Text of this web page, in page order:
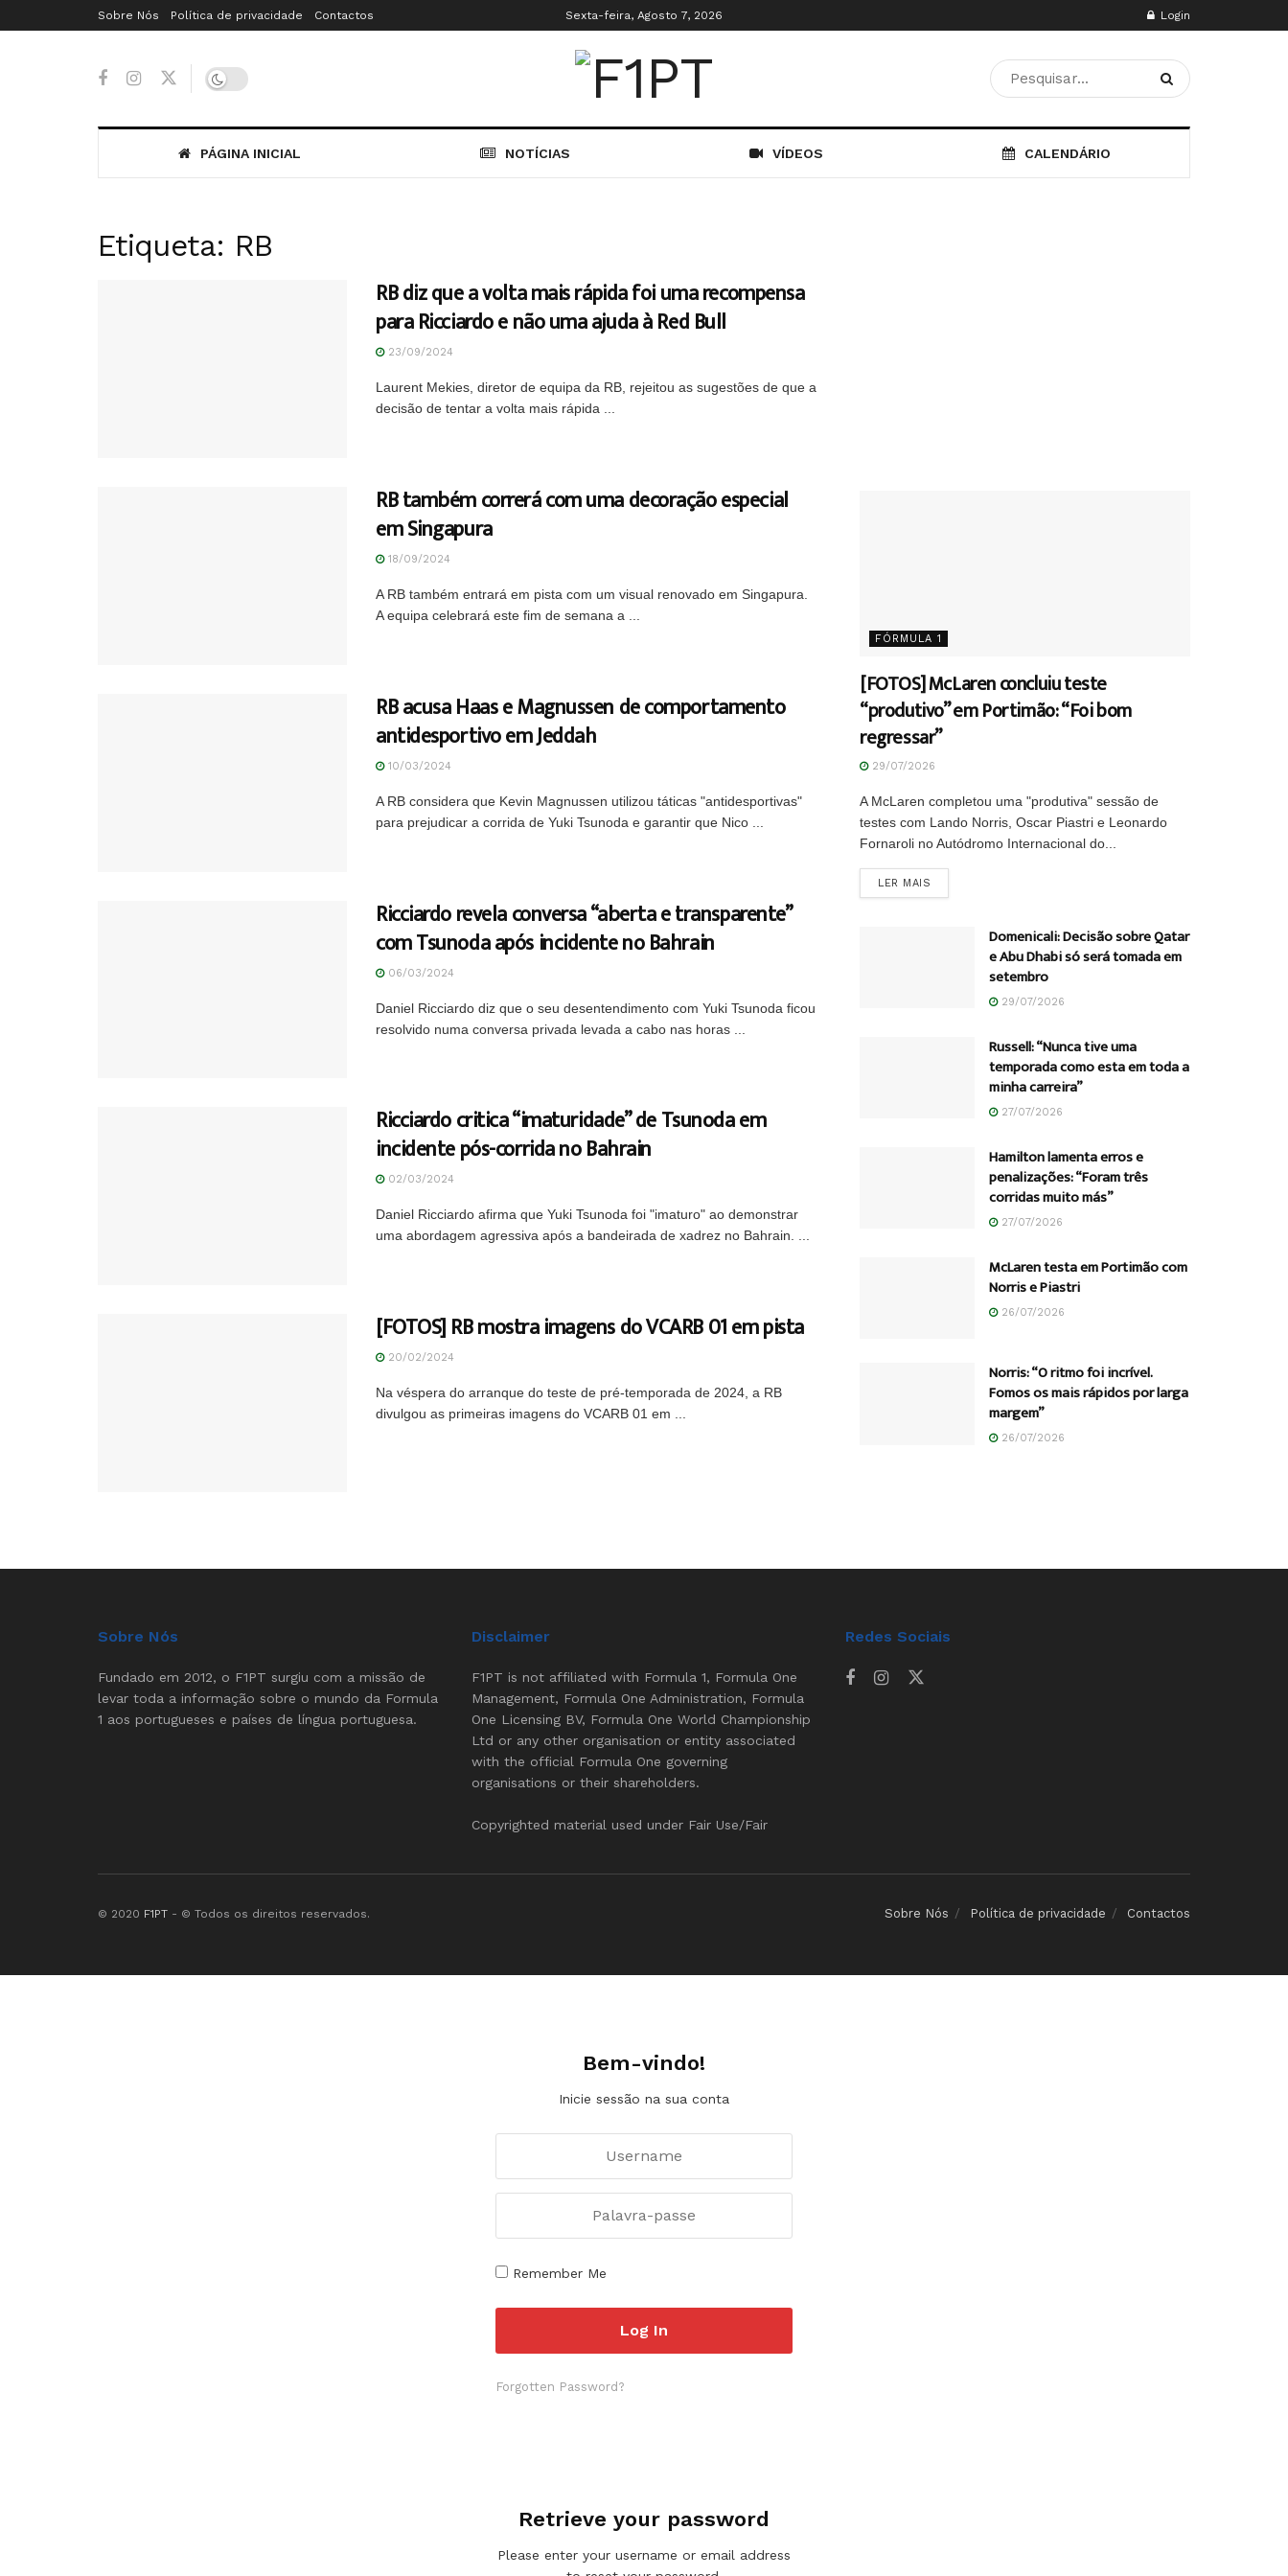
Sobre Nós Política de privacidade Contactos Sexta-feira, Agosto 7, 2026 Login
PÁGINA INICIAL NOTÍCIAS VÍDEOS CALENDÁRIO
Etiqueta: RB
RB diz que a volta mais rápida foi uma recompensa
para Ricciardo e não uma ajuda à Red Bull
23/09/2024
Laurent Mekies, diretor de equipa da RB, rejeitou as sugestões de que a
decisão de tentar a volta mais rápida ...
RB também correrá com uma decoração especial
em Singapura
18/09/2024
A RB também entrará em pista com um visual renovado em Singapura.
A equipa celebrará este fim de semana a ...
RB acusa Haas e Magnussen de comportamento
antidesportivo em Jeddah
10/03/2024
A RB considera que Kevin Magnussen utilizou táticas "antidesportivas"
para prejudicar a corrida de Yuki Tsunoda e garantir que Nico ...
Ricciardo revela conversa “aberta e transparente”
com Tsunoda após incidente no Bahrain
06/03/2024
Daniel Ricciardo diz que o seu desentendimento com Yuki Tsunoda ficou
resolvido numa conversa privada levada a cabo nas horas ...
Ricciardo critica “imaturidade” de Tsunoda em
incidente pós-corrida no Bahrain
02/03/2024
Daniel Ricciardo afirma que Yuki Tsunoda foi "imaturo" ao demonstrar
uma abordagem agressiva após a bandeirada de xadrez no Bahrain. ...
[FOTOS] RB mostra imagens do VCARB 01 em pista
20/02/2024
Na véspera do arranque do teste de pré-temporada de 2024, a RB
divulgou as primeiras imagens do VCARB 01 em ...
FÓRMULA 1
[FOTOS] McLaren concluiu teste
“produtivo” em Portimão: “Foi bom
regressar”
29/07/2026
A McLaren completou uma "produtiva" sessão de
testes com Lando Norris, Oscar Piastri e Leonardo
Fornaroli no Autódromo Internacional do...
LER MAIS
Domenicali: Decisão sobre Qatar
e Abu Dhabi só será tomada em
setembro
29/07/2026
Russell: “Nunca tive uma
temporada como esta em toda a
minha carreira”
27/07/2026
Hamilton lamenta erros e
penalizações: “Foram três
corridas muito más”
27/07/2026
McLaren testa em Portimão com
Norris e Piastri
26/07/2026
Norris: “O ritmo foi incrível.
Fomos os mais rápidos por larga
margem”
26/07/2026
Sobre Nós
Fundado em 2012, o F1PT surgiu com a missão de
levar toda a informação sobre o mundo da Formula
1 aos portugueses e países de língua portuguesa.
Disclaimer
F1PT is not affiliated with Formula 1, Formula One
Management, Formula One Administration, Formula
One Licensing BV, Formula One World Championship
Ltd or any other organisation or entity associated
with the official Formula One governing
organisations or their shareholders.
Copyrighted material used under Fair Use/Fair
Redes Sociais
Sobre Nós Política de privacidade Contactos
© 2020 F1PT - © Todos os direitos reservados.
Bem-vindo!
Inicie sessão na sua conta
Remember Me
Forgotten Password?
Retrieve your password
Please enter your username or email address